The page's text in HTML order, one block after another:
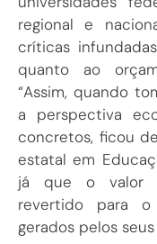
regional e
críticas
quanto ao
“Assim, quando
a perspectiva
concretos, ficou
estatal em
já que o valor
revertido para
gerados pelos